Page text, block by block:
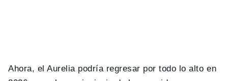
Ahora, el Aurelia podría regresar por todo lo alto en